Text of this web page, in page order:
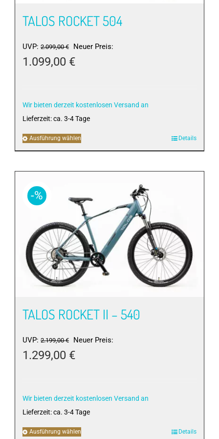
TALOS ROCKET 504
UVP: 2.099,00€
Ursprünglicher
Preis
Neuer Preis:
1.099,00 €
ist:
Wir bieten derzeit kostenlosen Versand an
Lieferzeit:ca. 3-4 Tage
Ausführung wählen
Produkt
mehrere
auf.
Die
Optionen
können
auf
der
Produktseite
gewählt
Details
-%
TALOS ROCKET II – 540
UVP: 2.199,00€
Ursprünglicher
Preis
Neuer Preis:
1.299,00 €
ist:
Wir bieten derzeit kostenlosen Versand an
Lieferzeit:ca. 3-4 Tage
Ausführung wählen Details